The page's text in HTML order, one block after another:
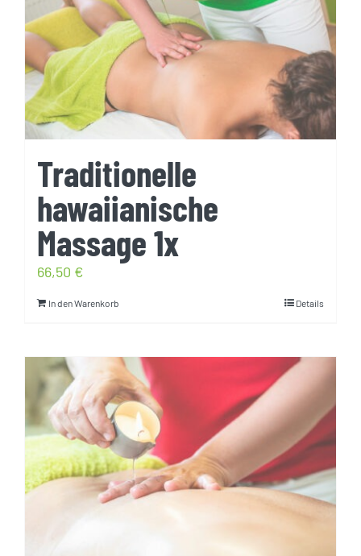
Traditionelle
hawaiianische
Massage 1x
66,50 €
In den Warenkorb Details